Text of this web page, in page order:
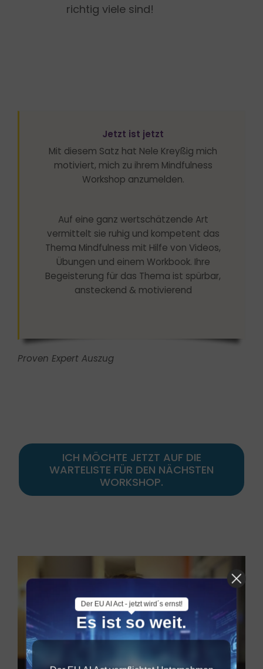
richtig viele sind!
Jetzt ist jetzt
Mit diesem Satz hat Nele Kreyßig mich
motiviert, mich zu ihrem Mindfulness
Workshop anzumelden.
Auf eine ganz wertschätzende Art
vermittelt sie ruhig und kompetent das
Thema Mindfulness mit Hilfe von Videos,
Übungen und einem Workbook. Ihre
Begeisterung für das Thema ist spürbar,
ansteckend & motivierend
Proven Expert Auszug
ICH MÖCHTE JETZT AUF DIE
WARTELISTE FÜR DEN NÄCHSTEN
WORKSHOP.
Der EU AI Act - jetzt wird´s ernst!
Es ist so weit.